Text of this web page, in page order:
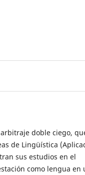
doble ciego,
de Lingüística
sus estudios en el
como lengua en